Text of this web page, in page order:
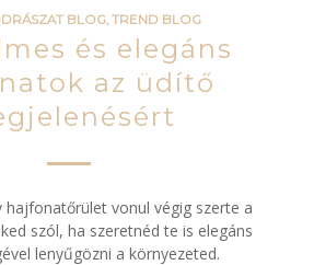
BLOG, TREND BLOG
és elegáns
az üdítő
hajfonatőrület vonul végig szerte a
szól, ha szeretnéd te is elegáns
lenyűgözni a környezeted.